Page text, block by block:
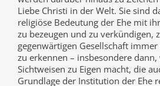
Liebe Christi in der Welt. Sie sind
religiöse Bedeutung der Ehe mit
zu bezeugen und zu verkündigen,
gegenwärtigen Gesellschaft
zu erkennen – insbesondere dann,
Sichtweisen zu Eigen macht, die
Grundlage der Institution der Ehe